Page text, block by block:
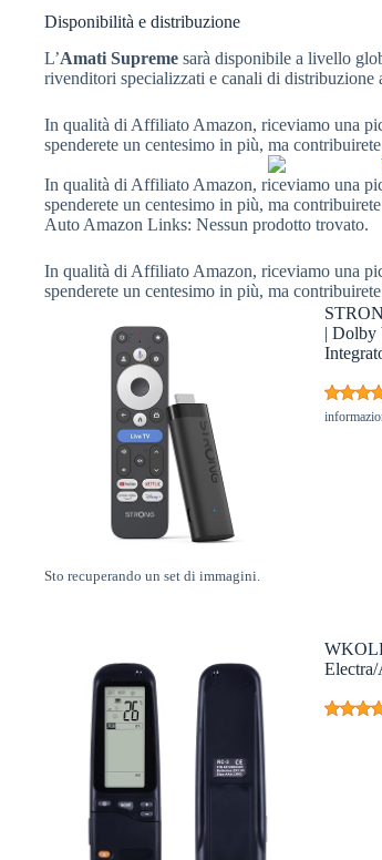
Disponibilità e distribuzione
L’Amati Supreme sarà disponibile a livello
rivenditori specializzati e canali di distribuzione
In qualità di Affiliato Amazon, riceviamo una
spenderete un centesimo in più, ma
In qualità di Affiliato Amazon, riceviamo una
spenderete un centesimo in più, ma
Auto Amazon Links: Nessun prodotto trovato.
In qualità di Affiliato Amazon, riceviamo una
spenderete un centesimo in più, ma
Sto recuperando un set di immagini.
| Dolby